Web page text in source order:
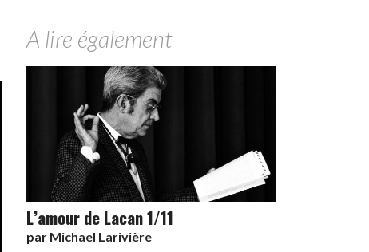
A lire également
L’amour de Lacan 1/11
par Michael Larivière